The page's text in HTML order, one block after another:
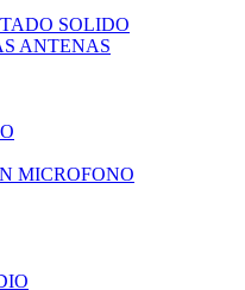
SOLIDO
ANTENAS
MICROFONO